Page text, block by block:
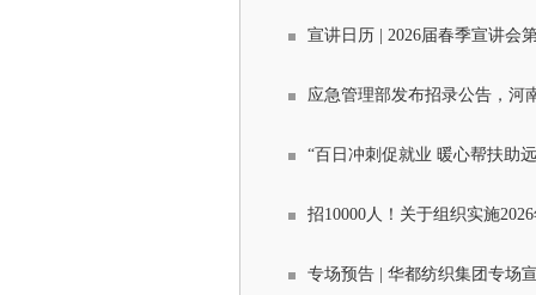
宣讲日历 | 2026届春季宣讲会
应急管理部发布招录公告，河
“百日冲刺促就业 暖心帮扶助
招10000人！关于组织实施
专场预告 | 华都纺织集团专场